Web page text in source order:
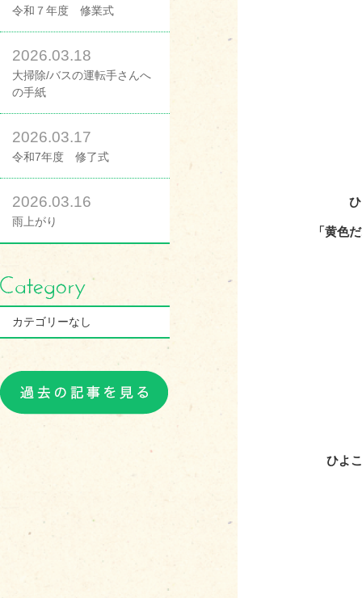
令和７年度 修業式
2026.03.18
大掃除/バスの運転手さんへ
の手紙
2026.03.17
令和7年度 修了式
2026.03.16
雨上がり
カテゴリーなし
「黄色
ひよ